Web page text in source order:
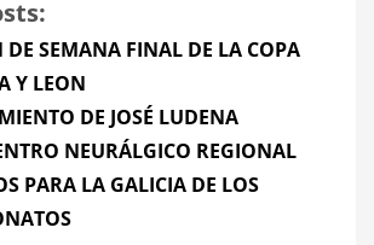
DE SEMANA FINAL DE LA COPA
Y LEON
DE JOSÉ LUDENA
NEURÁLGICO REGIONAL
PARA LA GALICIA DE LOS